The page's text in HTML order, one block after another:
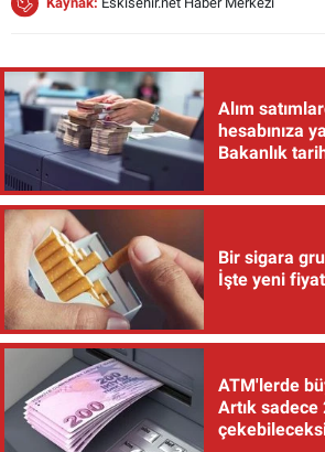
Alım
hesabınıza
Bakanlık
Bir sigara
İşte yeni
ATM'lerde
Artık sadece